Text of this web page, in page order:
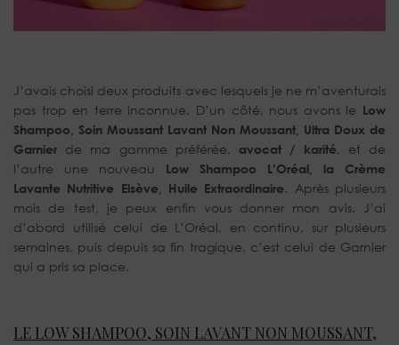
J’avais choisi deux produits avec lesquels je ne m’aventurais
pas trop en terre inconnue. D’un côté, nous avons le Low
Shampoo, Soin Moussant Lavant Non Moussant, Ultra Doux de
Garnier de ma gamme préférée, avocat / karité, et de
l’autre une nouveau Low Shampoo L’Oréal, la Crème
Lavante Nutritive Elsève, Huile Extraordinaire. Après plusieurs
mois de test, je peux enfin vous donner mon avis. J’ai
d’abord utilisé celui de L’Oréal, en continu, sur plusieurs
semaines, puis depuis sa fin tragique, c’est celui de Garnier
qui a pris sa place.
LE LOW SHAMPOO, SOIN LAVANT NON MOUSSANT,